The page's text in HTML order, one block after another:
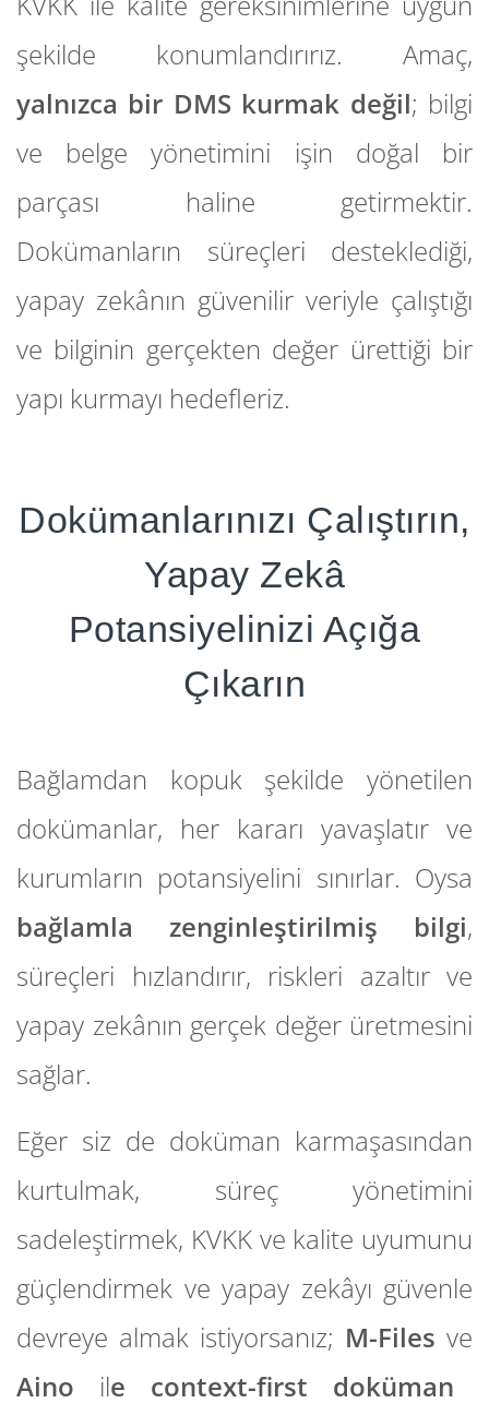
şekilde konumlandırırız. Amaç,
yalnızca bir DMS kurmak değil; bilgi
ve belge yönetimini işin doğal bir
parçası haline getirmektir.
Dokümanların süreçleri desteklediği,
yapay zekânın güvenilir veriyle çalıştığı
ve bilginin gerçekten değer ürettiği bir
yapı kurmayı hedefleriz.
Dokümanlarınızı Çalıştırın,
Yapay Zekâ
Potansiyelinizi Açığa
Çıkarın
Bağlamdan kopuk şekilde yönetilen
dokümanlar, her kararı yavaşlatır ve
kurumların potansiyelini sınırlar. Oysa
bağlamla zenginleştirilmiş bilgi,
süreçleri hızlandırır, riskleri azaltır ve
yapay zekânın gerçek değer üretmesini
sağlar.
Eğer siz de doküman karmaşasından
kurtulmak, süreç yönetimini
sadeleştirmek, KVKK ve kalite uyumunu
güçlendirmek ve yapay zekâyı güvenle
devreye almak istiyorsanız; M-Files ve
Aino ile context-first doküman